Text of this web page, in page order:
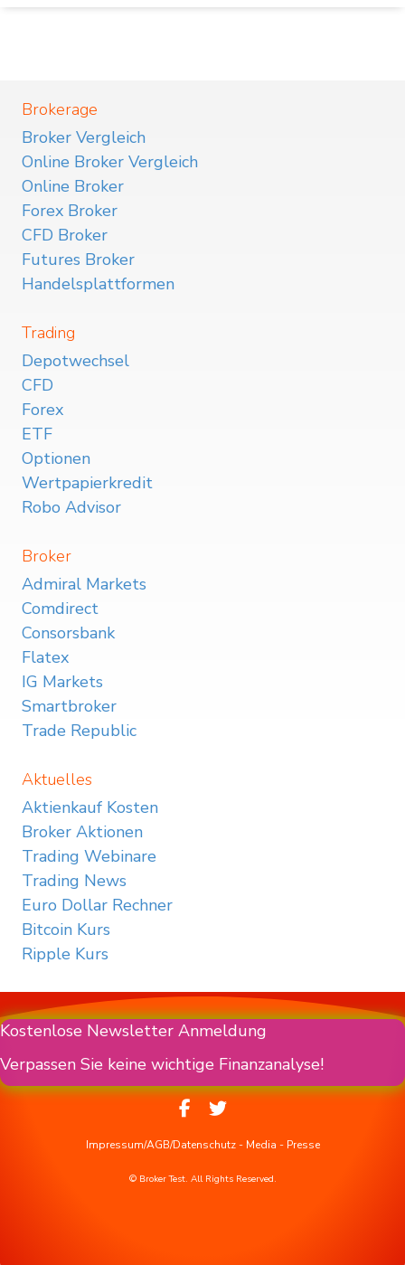
Brokerage
Broker Vergleich
Online Broker Vergleich
Online Broker
Forex Broker
CFD Broker
Futures Broker
Handelsplattformen
Trading
Depotwechsel
CFD
Forex
ETF
Optionen
Wertpapierkredit
Robo Advisor
Broker
Admiral Markets
Comdirect
Consorsbank
Flatex
IG Markets
Smartbroker
Trade Republic
Aktuelles
Aktienkauf Kosten
Broker Aktionen
Trading Webinare
Trading News
Euro Dollar Rechner
Bitcoin Kurs
Ripple Kurs
Kostenlose Newsletter Anmeldung
Verpassen Sie keine wichtige Finanzanalyse!
Impressum/AGB/Datenschutz- Media - Presse
© Broker Test. All Rights Reserved.